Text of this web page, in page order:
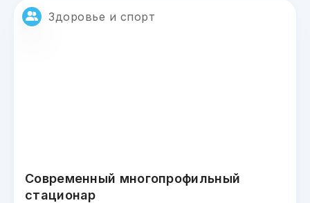
Здоровье и спорт
Современный многопрофильный
стационар